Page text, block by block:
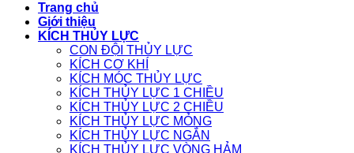
Trang chủ
Giới thiệu
KÍCH THỦY LỰC
CON ĐỘI THỦY LỰC
KÍCH CƠ KHÍ
KÍCH MÓC THỦY LỰC
KÍCH THỦY LỰC 1 CHIỀU
KÍCH THỦY LỰC 2 CHIỀU
KÍCH THỦY LỰC MỎNG
KÍCH THỦY LỰC NGẮN
KÍCH THỦY LỰC VÒNG HẢM